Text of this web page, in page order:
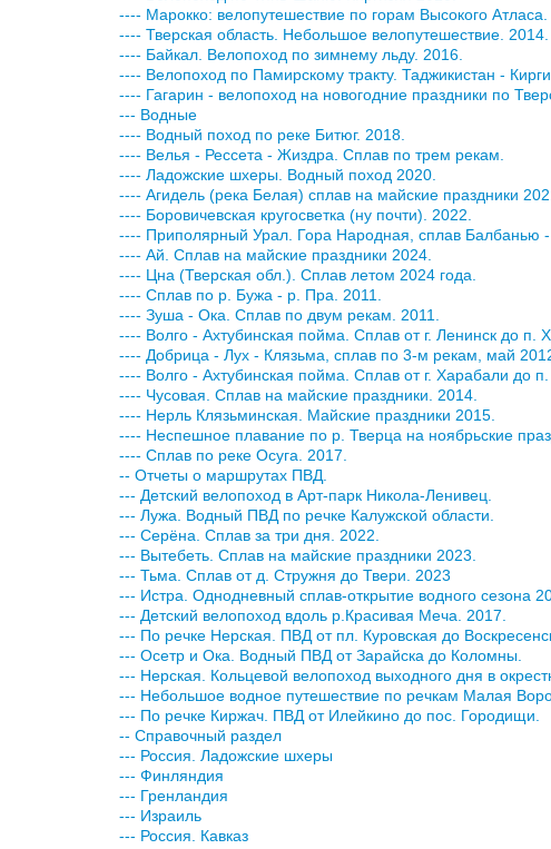
---- Марокко: велопутешествие по горам Высокого
---- Тверская область. Небольшое велопутешествие. 2014.
---- Байкал. Велопоход по зимнему льду. 2016.
---- Велопоход по Памирскому тракту. Таджикистан -
---- Гагарин - велопоход на новогодние праздники по
--- Водные
---- Водный поход по реке Битюг. 2018.
---- Велья - Рессета - Жиздра. Сплав по трем рекам.
---- Ладожские шхеры. Водный поход 2020.
---- Агидель (река Белая) сплав на майские праздники
---- Боровичевская кругосветка (ну почти). 2022.
---- Приполярный Урал. Гора Народная, сплав Балбанью
---- Ай. Сплав на майские праздники 2024.
---- Цна (Тверская обл.). Сплав летом 2024 года.
---- Сплав по р. Бужа - р. Пра. 2011.
---- Зуша - Ока. Сплав по двум рекам. 2011.
---- Волго - Ахтубинская пойма. Сплав от г. Ленинск до п.
---- Добрица - Лух - Клязьма, сплав по 3-м рекам, май
---- Волго - Ахтубинская пойма. Сплав от г. Харабали до
---- Чусовая. Сплав на майские праздники. 2014.
---- Нерль Клязьминская. Майские праздники 2015.
---- Неспешное плавание по р. Тверца на ноябрьские
---- Сплав по реке Осуга. 2017.
-- Отчеты о маршрутах ПВД.
--- Детский велопоход в Арт-парк Никола-Ленивец.
--- Лужа. Водный ПВД по речке Калужской области.
--- Серёна. Сплав за три дня. 2022.
--- Вытебеть. Сплав на майские праздники 2023.
--- Тьма. Сплав от д. Стружня до Твери. 2023
--- Истра. Однодневный сплав-открытие водного сезона
--- Детский велопоход вдоль р.Красивая Меча. 2017.
--- По речке Нерская. ПВД от пл. Куровская до
--- Осетр и Ока. Водный ПВД от Зарайска до Коломны.
--- Нерская. Кольцевой велопоход выходного дня в
--- Небольшое водное путешествие по речкам Малая
--- По речке Киржач. ПВД от Илейкино до пос. Городищи.
-- Справочный раздел
--- Россия. Ладожские шхеры
--- Финляндия
--- Гренландия
--- Израиль
--- Россия. Кавказ